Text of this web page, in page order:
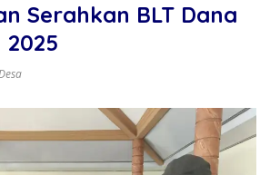
Serahkan BLT Dana
2025